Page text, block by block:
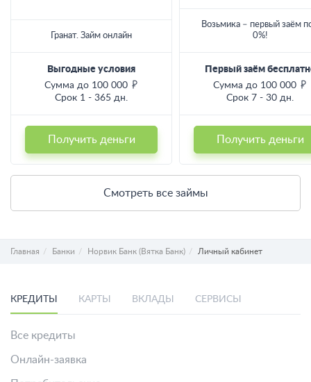
Гранат. Займ онлайн
Выгодные условия
Сумма до 100 000
Срок 1 - 365 дн.
Получить деньги
Возьмика – первый заём
0%!
Первый заём
Сумма до 100 000
Срок 7 - 30 дн.
Получить деньги
Смотреть все займы
Главная Банки Норвик Банк (Вятка Банк) Личный кабинет
КРЕДИТЫ КАРТЫ ВКЛАДЫ СЕРВИСЫ
Все кредиты
Онлайн-заявка